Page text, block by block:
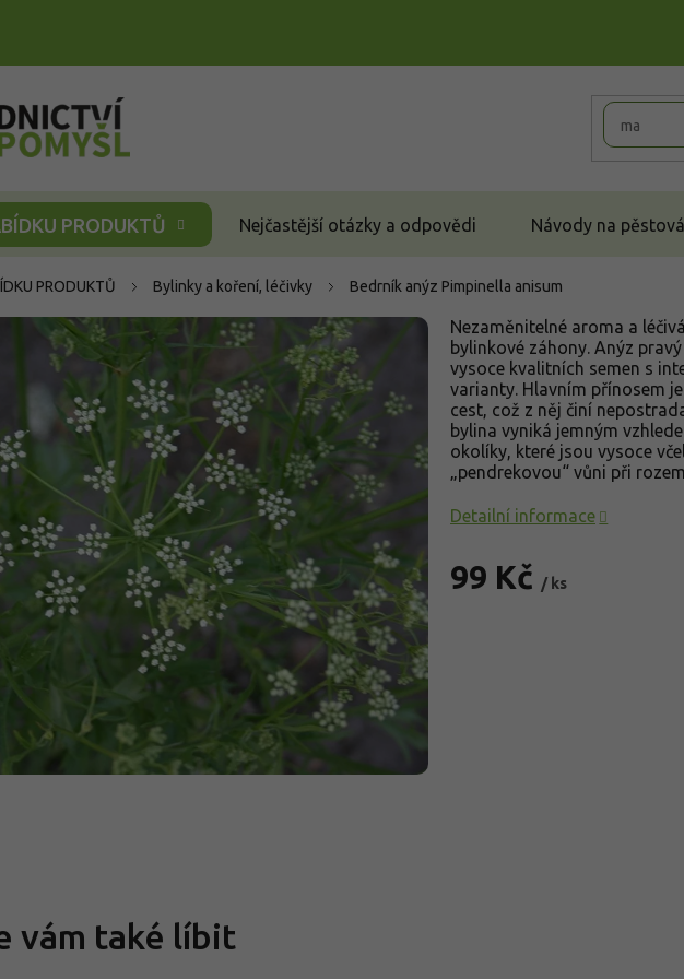
PRODUKTŮ Nejčastější otázky a odpovědi Návody na
PRODUKTŮ Bylinky a koření, léčivky Bedrník anýz Pimpinella anisum
99 Kč / ks
Nezaměnitelné aroma a
bylinkové záhony. Anýz
vysoce kvalitních semen s
varianty. Hlavním přínosem
cest, což z něj činí
bylina vyniká jemným
okolíky, které jsou vysoce
„pendrekovou“ vůni při
Detailní informace
vám také líbit